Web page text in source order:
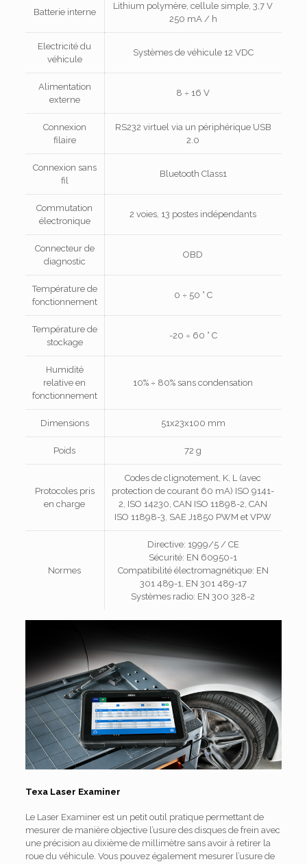
Batterie interne
Lithium polymère, cellule simple, 3,7 V
250 mA / h
Electricité du
véhicule
Systèmes de véhicule 12 VDC
Alimentation
externe
8 ÷ 16 V
Connexion
filaire
RS232 virtuel via un périphérique USB
2.0
Connexion sans
fil
Bluetooth Class1
Commutation
électronique
2 voies, 13 postes indépendants
Connecteur de
diagnostic
OBD
Température de
fonctionnement
0 ÷ 50 ° C
Température de
stockage
-20 ÷ 60 ° C
Humidité
relative en
fonctionnement
10% ÷ 80% sans condensation
Dimensions 51x23x100 mm
Poids 72 g
Protocoles pris
en charge
Codes de clignotement, K, L (avec
protection de courant 60 mA) ISO 9141-
2, ISO 14230, CAN ISO 11898-2, CAN
ISO 11898-3, SAE J1850 PWM et VPW
Normes
Directive: 1999/5 / CE
Sécurité: EN 60950-1
Compatibilité électromagnétique: EN
301 489-1, EN 301 489-17
Systèmes radio: EN 300 328-2
Texa Laser Examiner
Le Laser Examiner est un petit outil pratique permettant de
mesurer de manière objective l’usure des disques de frein avec
une précision au dixième de millimètre sans avoir à retirer la
roue du véhicule. Vous pouvez également mesurer l’usure de